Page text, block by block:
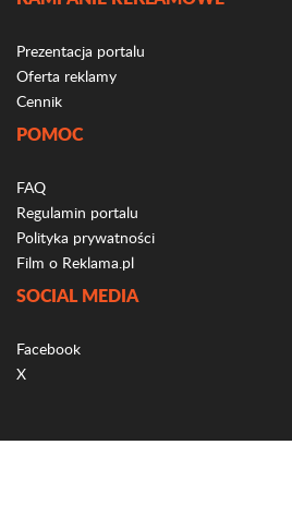
Prezentacja portalu
Oferta reklamy
Cennik
POMOC
FAQ
Regulamin portalu
Polityka prywatności
Film o Reklama.pl
SOCIAL MEDIA
Facebook
X